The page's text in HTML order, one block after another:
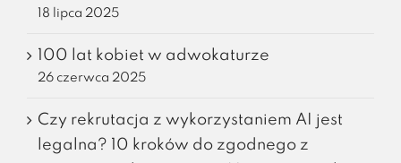
18 lipca 2025
100 lat kobiet w adwokaturze
26 czerwca 2025
Czy rekrutacja z wykorzystaniem AI jest
legalna? 10 kroków do zgodnego z